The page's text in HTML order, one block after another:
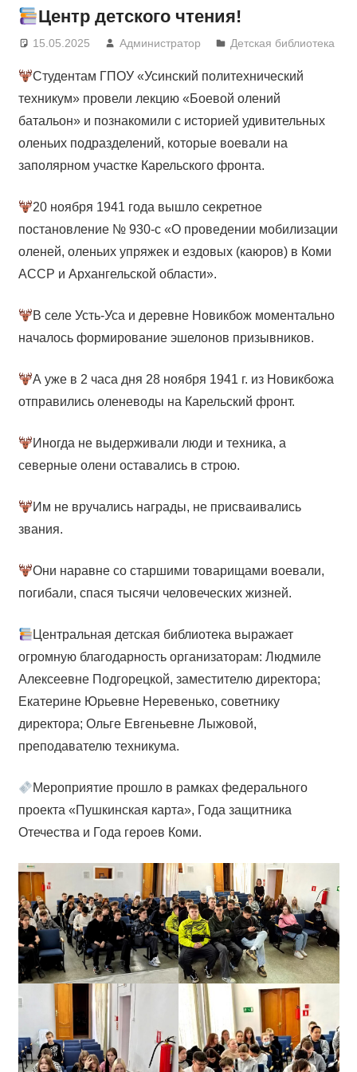
Центр детского чтения!
15.05.2025 Администратор Детская библиотека
Студентам ГПОУ «Усинский политехнический
техникум» провели лекцию «Боевой олений
батальон» и познакомили с историей удивительных
оленьих подразделений, которые воевали на
заполярном участке Карельского фронта.
20 ноября 1941 года вышло секретное
постановление № 930-с «О проведении мобилизации
оленей, оленьих упряжек и ездовых (каюров) в Коми
АССР и Архангельской области».
В селе Усть-Уса и деревне Новикбож моментально
началось формирование эшелонов призывников.
А уже в 2 часа дня 28 ноября 1941 г. из Новикбожа
отправились оленеводы на Карельский фронт.
Иногда не выдерживали люди и техника, а
северные олени оставались в строю.
Им не вручались награды, не присваивались
звания.
Они наравне со старшими товарищами воевали,
погибали, спася тысячи человеческих жизней.
Центральная детская библиотека выражает
огромную благодарность организаторам: Людмиле
Алексеевне Подгорецкой, заместителю директора;
Екатерине Юрьевне Неревенько, советнику
директора; Ольге Евгеньевне Лыжовой,
преподавателю техникума.
Мероприятие прошло в рамках федерального
проекта «Пушкинская карта», Года защитника
Отечества и Года героев Коми.